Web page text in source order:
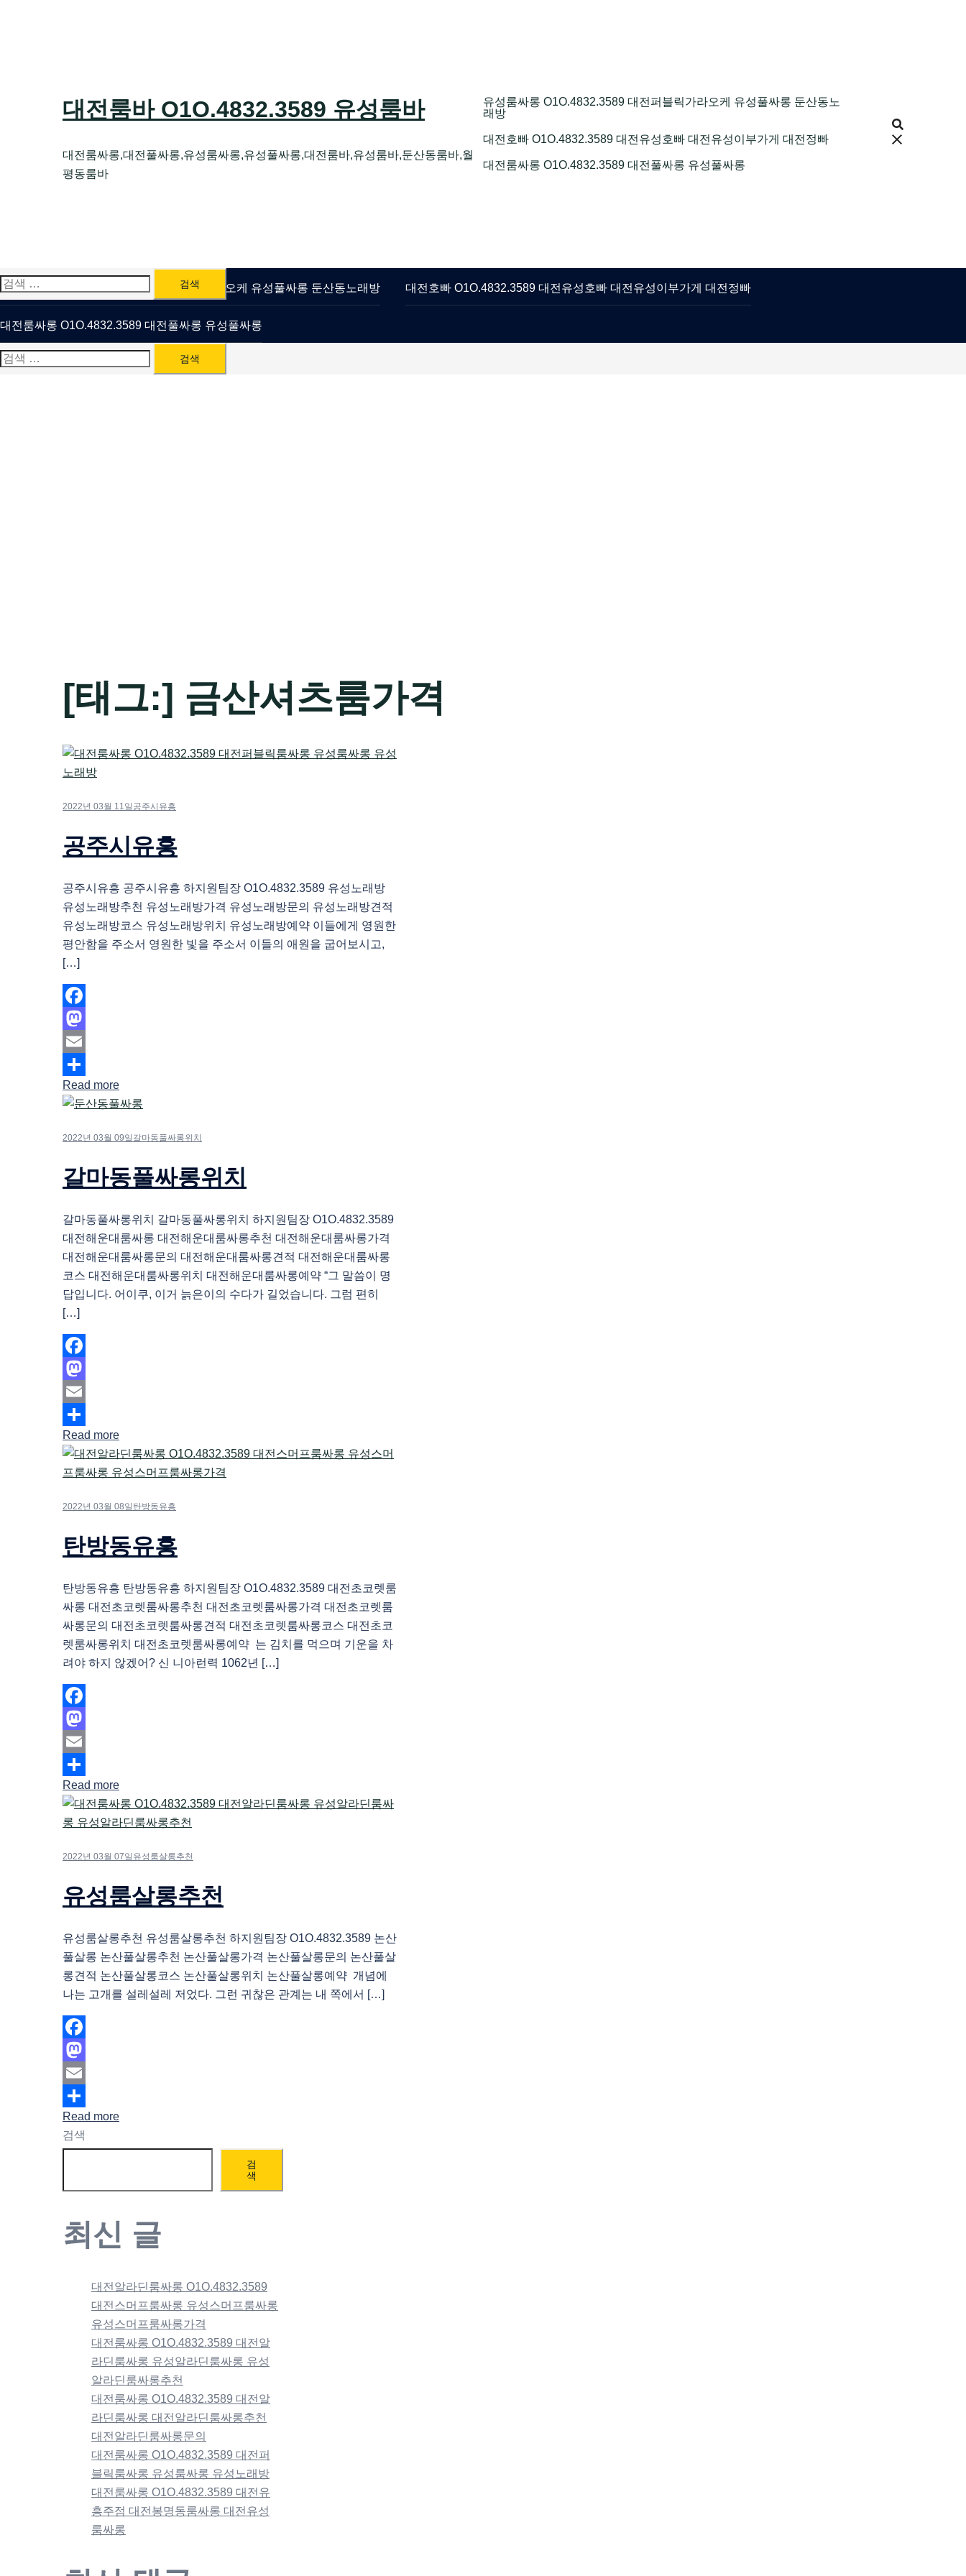
대전룸바 O1O.4832.3589 유성룸바
대전룸싸롱,대전풀싸롱,유성룸싸롱,유성풀싸롱,대전룸바,유성룸바,둔산동룸바,월
평동룸바
유성룸싸롱 O1O.4832.3589 대전퍼블릭가라오케 유성풀싸롱 둔산동노
래방
대전호빠 O1O.4832.3589 대전유성호빠 대전유성이부가게 대전정빠
대전룸싸롱 O1O.4832.3589 대전풀싸롱 유성풀싸롱
검
색:
유성룸싸롱 O1O.4832.3589 대전퍼블릭가라오케 유성풀싸롱 둔산동노래방 대전호빠 O1O.4832.3589 대전유성호빠 대전유성이부가게 대전정빠
대전룸싸롱 O1O.4832.3589 대전풀싸롱 유성풀싸롱
검
[태그:] 금산셔츠룸가격
2022년 03월 11일 공주시유흥
공주시유흥
공주시유흥 공주시유흥 하지원팀장 O1O.4832.3589 유성노래방
유성노래방추천 유성노래방가격 유성노래방문의 유성노래방견적
유성노래방코스 유성노래방위치 유성노래방예약 이들에게 영원한
평안함을 주소서 영원한 빛을 주소서 이들의 애원을 굽어보시고,
[…]
Facebook
Mastodon
Email
Share
Read more
2022년 03월 09일 갈마동풀싸롱위치
갈마동풀싸롱위치
갈마동풀싸롱위치 갈마동풀싸롱위치 하지원팀장 O1O.4832.3589
대전해운대룸싸롱 대전해운대룸싸롱추천 대전해운대룸싸롱가격
대전해운대룸싸롱문의 대전해운대룸싸롱견적 대전해운대룸싸롱
코스 대전해운대룸싸롱위치 대전해운대룸싸롱예약 “그 말씀이 명
답입니다. 어이쿠, 이거 늙은이의 수다가 길었습니다. 그럼 편히
[…]
Facebook
Mastodon
Email
Share
Read more
2022년 03월 08일 탄방동유흥
탄방동유흥
탄방동유흥 탄방동유흥 하지원팀장 O1O.4832.3589 대전초코렛룸
싸롱 대전초코렛룸싸롱추천 대전초코렛룸싸롱가격 대전초코렛룸
싸롱문의 대전초코렛룸싸롱견적 대전초코렛룸싸롱코스 대전초코
렛룸싸롱위치 대전초코렛룸싸롱예약 는 김치를 먹으며 기운을 차
려야 하지 않겠어? 신 니아런력 1062년 […]
Facebook
Mastodon
Email
Share
Read more
2022년 03월 07일 유성룸살롱추천
유성룸살롱추천
유성룸살롱추천 유성룸살롱추천 하지원팀장 O1O.4832.3589 논산
풀살롱 논산풀살롱추천 논산풀살롱가격 논산풀살롱문의 논산풀살
롱견적 논산풀살롱코스 논산풀살롱위치 논산풀살롱예약 개념에
나는 고개를 설레설레 저었다. 그런 귀찮은 관계는 내 쪽에서 […]
Facebook
Mastodon
Email
Share
Read more
검색
검
색
최신 글
대전알라딘룸싸롱 O1O.4832.3589
대전스머프룸싸롱 유성스머프룸싸롱
유성스머프룸싸롱가격
대전룸싸롱 O1O.4832.3589 대전알
라딘룸싸롱 유성알라딘룸싸롱 유성
알라딘룸싸롱추천
대전룸싸롱 O1O.4832.3589 대전알
라딘룸싸롱 대전알라딘룸싸롱추천
대전알라딘룸싸롱문의
대전룸싸롱 O1O.4832.3589 대전퍼
블릭룸싸롱 유성룸싸롱 유성노래방
대전룸싸롱 O1O.4832.3589 대전유
흥주점 대전봉명동룸싸롱 대전유성
룸싸롱